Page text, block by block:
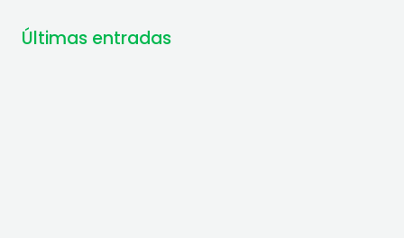
Últimas entradas